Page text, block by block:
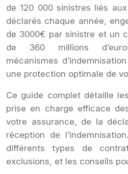
de 120 000 sinistres liés
déclarés chaque année,
de 3000€ par sinistre et un
de 360 millions
mécanismes
une protection optimale de
Ce guide complet détaille
prise en charge efficace
votre assurance, de la
réception de
différents types de
exclusions, et les conseils